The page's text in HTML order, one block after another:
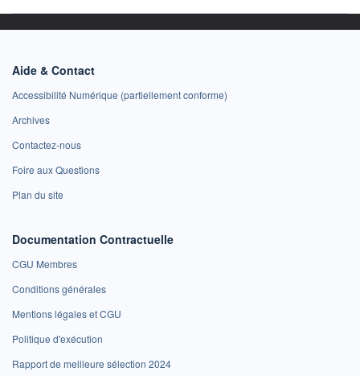
Aide & Contact
Accessibilité Numérique (partiellement conforme)
Archives
Contactez-nous
Foire aux Questions
Plan du site
Documentation Contractuelle
CGU Membres
Conditions générales
Mentions légales et CGU
Politique d'exécution
Rapport de meilleure sélection 2024